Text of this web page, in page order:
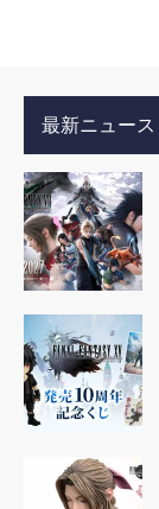
最新ニュース